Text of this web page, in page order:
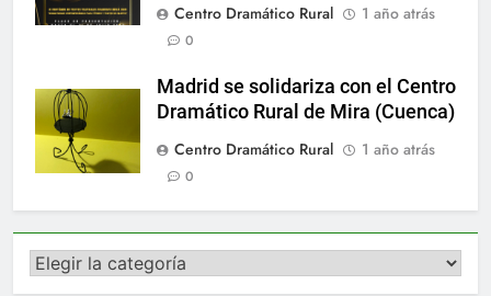
Centro Dramático Rural
1 año atrás
0
Madrid se solidariza con el Centro
Dramático Rural de Mira (Cuenca)
Centro Dramático Rural
1 año atrás
0
Categorías